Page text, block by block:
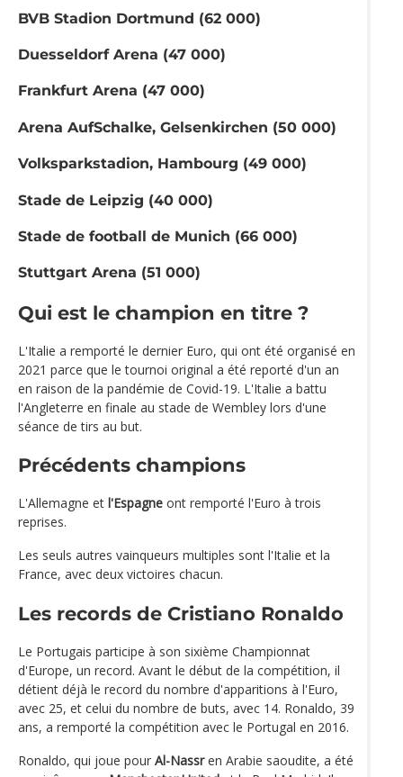
BVB Stadion Dortmund (62 000)
Duesseldorf Arena (47 000)
Frankfurt Arena (47 000)
Arena AufSchalke, Gelsenkirchen (50 000)
Volksparkstadion, Hambourg (49 000)
Stade de Leipzig (40 000)
Stade de football de Munich (66 000)
Stuttgart Arena (51 000)
Qui est le champion en titre ?
L'Italie a remporté le dernier Euro, qui ont été organisé en
2021 parce que le tournoi original a été reporté d'un an
en raison de la pandémie de Covid-19. L'Italie a battu
l'Angleterre en finale au stade de Wembley lors d'une
séance de tirs au but.
Précédents champions
L'Allemagne et l'Espagne ont remporté l'Euro à trois
reprises.
Les seuls autres vainqueurs multiples sont l'Italie et la
France, avec deux victoires chacun.
Les records de Cristiano Ronaldo
Le Portugais participe à son sixième Championnat
d'Europe, un record. Avant le début de la compétition, il
détient déjà le record du nombre d'apparitions à l'Euro,
avec 25, et celui du nombre de buts, avec 14. Ronaldo, 39
ans, a remporté la compétition avec le Portugal en 2016.
Ronaldo, qui joue pour Al-Nassren Arabie saoudite, a été